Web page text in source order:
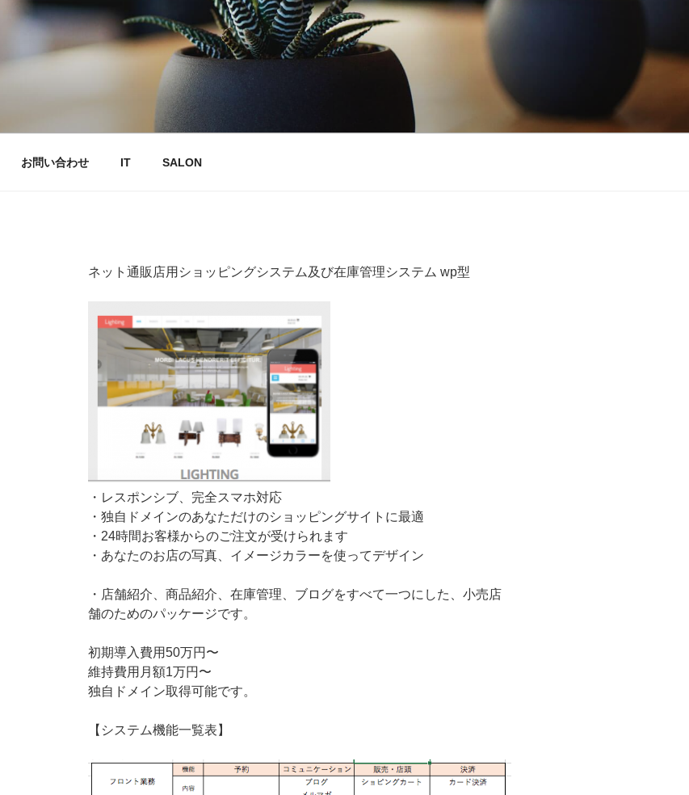
お問い合わせ IT SALON
ネット通販店用ショッピングシステム及び在庫管理システム wp型
・レスポンシブ、完全スマホ対応
・独自ドメインのあなただけのショッピングサイトに最適
・24時間お客様からのご注文が受けられます
・あなたのお店の写真、イメージカラーを使ってデザイン
・店舗紹介、商品紹介、在庫管理、ブログをすべて一つにした、小売店
舗のためのパッケージです。
初期導入費用50万円〜
維持費用月額1万円〜
独自ドメイン取得可能です。
【システム機能一覧表】